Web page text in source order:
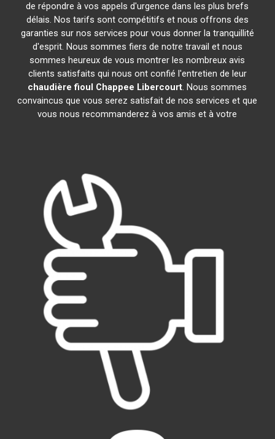
de répondre à vos appels d'urgence dans les plus brefs
délais. Nos tarifs sont compétitifs et nous offrons des
garanties sur nos services pour vous donner la tranquillité
d'esprit. Nous sommes fiers de notre travail et nous
sommes heureux de vous montrer les nombreux avis
clients satisfaits qui nous ont confié l'entretien de leur
chaudière fioul Chappee Libercourt. Nous sommes
convaincus que vous serez satisfait de nos services et que
vous nous recommanderez à vos amis et à votre